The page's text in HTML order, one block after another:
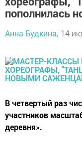
пополнилась
Анна Будкина, 14
В четвертый раз
участников
деревня».